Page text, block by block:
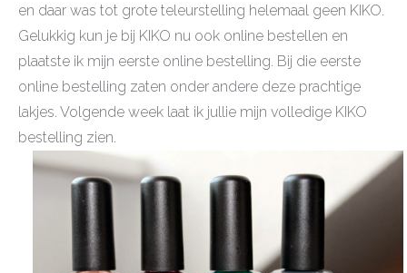
en daar was tot grote teleurstelling helemaal geen KIKO.
Gelukkig kun je bij KIKO nu ook online bestellen en
plaatste ik mijn eerste online bestelling. Bij die eerste
online bestelling zaten onder andere deze prachtige
lakjes. Volgende week laat ik jullie mijn volledige KIKO
bestelling zien.